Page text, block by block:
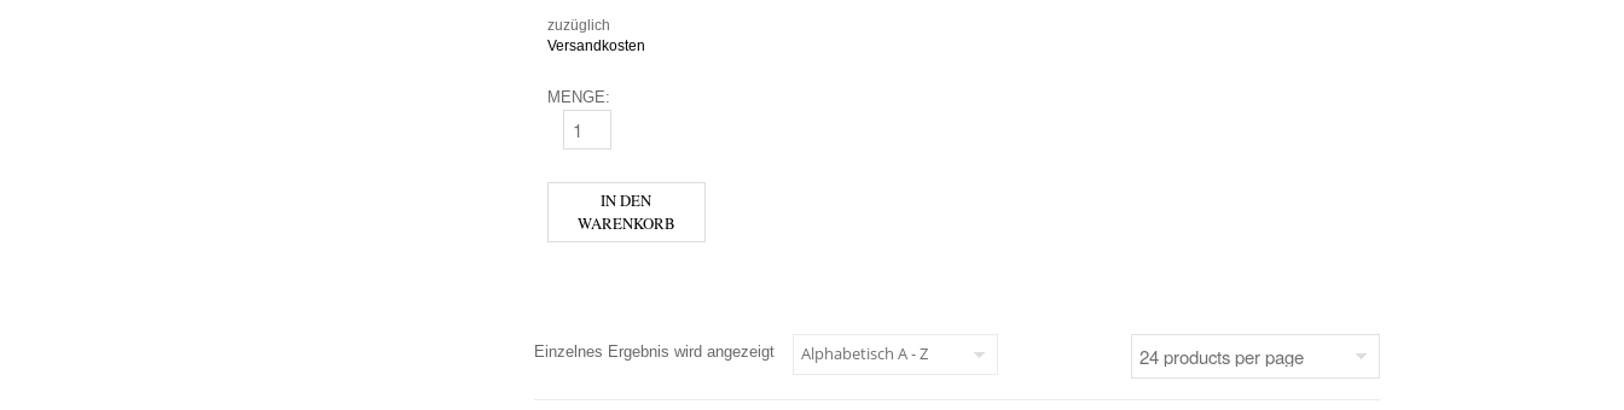
zuzüglich
Versandkosten
MENGE:
JEWELS LINES PRECIOUS VODKA 0,7L MENGE
IN DEN
WARENKORB
Einzelnes Ergebnis wird angezeigt